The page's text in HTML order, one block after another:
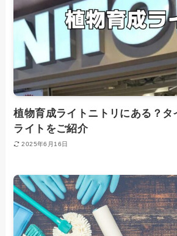
植物育成ライトニトリにある？タ
ライトをご紹介
2025年6月16日